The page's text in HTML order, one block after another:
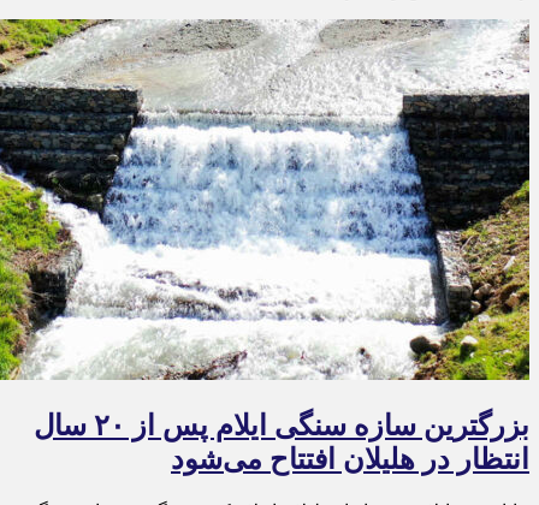
بزرگترین سازه سنگی ایلام پس از ۲۰ سال
انتظار در هلیلان افتتاح می‌شود